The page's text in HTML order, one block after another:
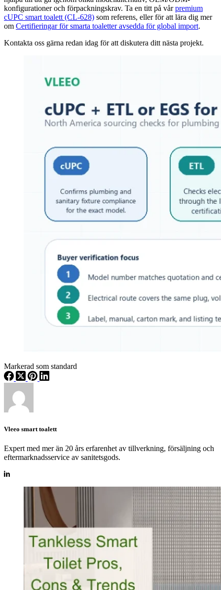
konfigurationer och förpackningskrav. Ta en titt på vårpremium
cUPC smart toalett (CL-628) som referens, eller för att lära dig mer
om Certifieringar för smarta toaletter avsedda för global import.
Kontakta oss gärna redan idag för att diskutera ditt nästa projekt.
Markerad som standard
Vleeo smart toalett
Expert med mer än 20 års erfarenhet av tillverkning, försäljning och
eftermarknadsservice av sanitetsgods.